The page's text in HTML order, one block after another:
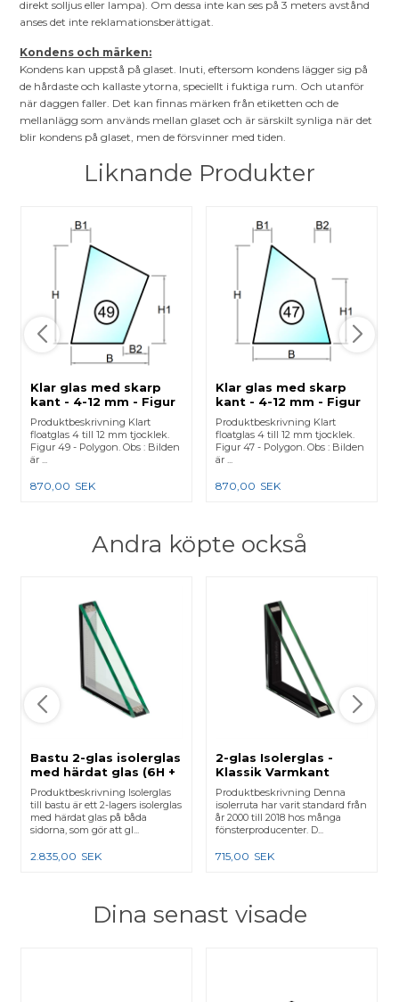
direkt solljus eller lampa). Om dessa inte kan ses på 3 meters avstånd
anses det inte reklamationsberättigat.
Kondens och märken:
Kondens kan uppstå på glaset. Inuti, eftersom kondens lägger sig på
de hårdaste och kallaste ytorna, speciellt i fuktiga rum. Och utanför
när daggen faller. Det kan finnas märken från etiketten och de
mellanlägg som används mellan glaset och är särskilt synliga när det
blir kondens på glaset, men de försvinner med tiden.
Liknande Produkter
Klar glas med skarp
kant - 4-12 mm - Figur
49
Produktbeskrivning Klart
floatglas 4 till 12 mm tjocklek.
Figur 49 - Polygon. Obs : Bilden
är ...
870,00 SEK
Klar glas med skarp
kant - 4-12 mm - Figur
47
Produktbeskrivning Klart
floatglas 4 till 12 mm tjocklek.
Figur 47 - Polygon. Obs : Bilden
är ...
870,00 SEK
Andra köpte också
Bastu 2-glas isolerglas
med härdat glas (6H +
6H)
Produktbeskrivning Isolerglas
till bastu är ett 2-lagers isolerglas
med härdat glas på båda
sidorna, som gör att gl...
2.835,00 SEK
2-glas Isolerglas -
Klassik Varmkant
Produktbeskrivning Denna
isolerruta har varit standard från
år 2000 till 2018 hos många
fönsterproducenter. D...
715,00 SEK
Dina senast visade